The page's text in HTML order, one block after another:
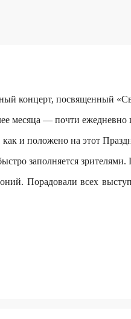
концерт, посвященный
месяца — почти ежедневно
и положено на этот
заполняется зрителями.
Порадовали всех